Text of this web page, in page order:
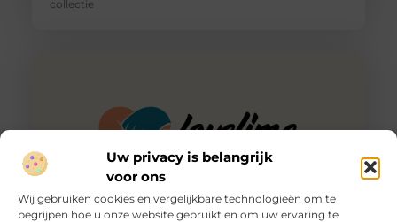
Uw privacy is belangrijk
voor ons
Wij gebruiken cookies en vergelijkbare technologieën om te
begrijpen hoe u onze website gebruikt en om uw ervaring te
collectie